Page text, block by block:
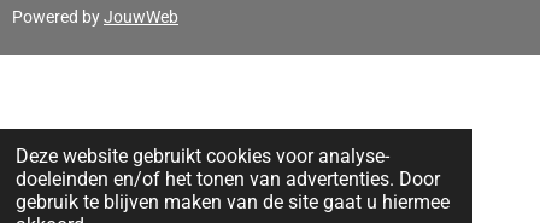
Deze website gebruikt cookies voor analyse-
doeleinden en/of het tonen van advertenties. Door
gebruik te blijven maken van de site gaat u hiermee
Powered byJouwWeb